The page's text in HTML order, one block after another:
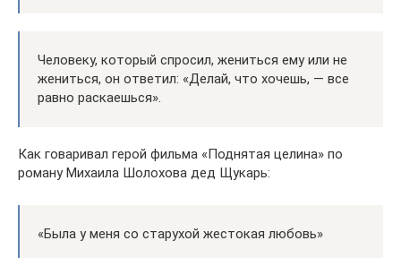
Человеку, который спросил, жениться ему или не
жениться, он ответил: «Делай, что хочешь, — все
равно раскаешься».
Как говаривал герой фильма «Поднятая целина» по
роману Михаила Шолохова дед Щукарь:
«Была у меня со старухой жестокая любовь»